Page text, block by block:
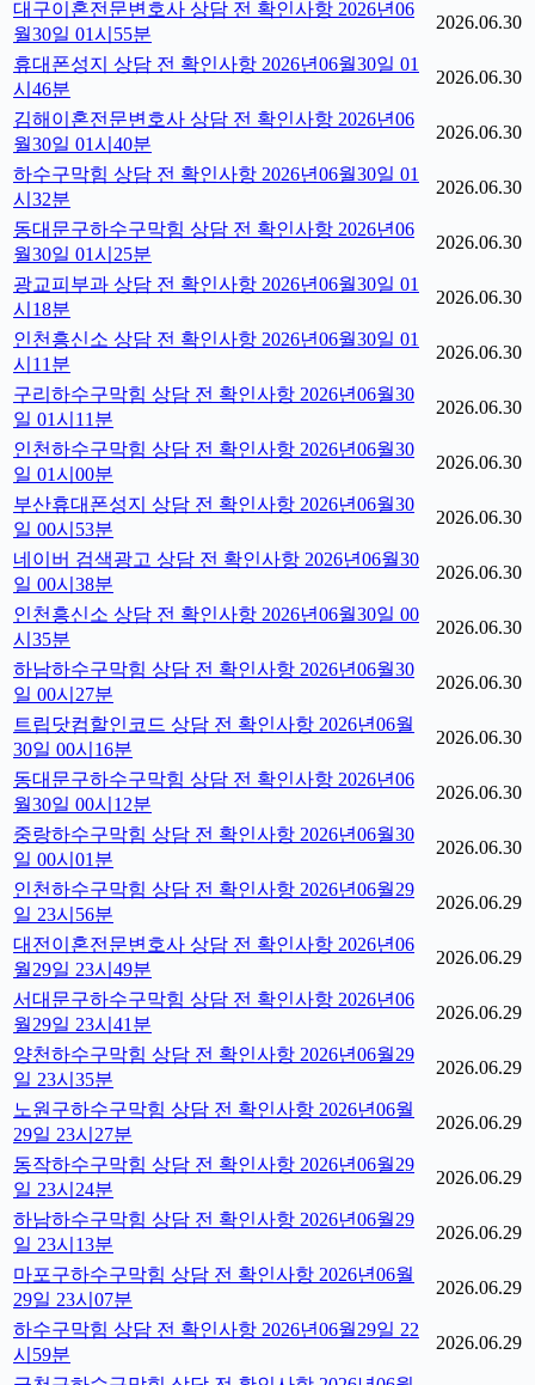
대구이혼전문변호사 상담 전 확인사항 2026년06
월30일 01시55분
2026.06.30
휴대폰성지 상담 전 확인사항 2026년06월30일 01
시46분
2026.06.30
김해이혼전문변호사 상담 전 확인사항 2026년06
월30일 01시40분
2026.06.30
하수구막힘 상담 전 확인사항 2026년06월30일 01
시32분
2026.06.30
동대문구하수구막힘 상담 전 확인사항 2026년06
월30일 01시25분
2026.06.30
광교피부과 상담 전 확인사항 2026년06월30일 01
시18분
2026.06.30
인천흥신소 상담 전 확인사항 2026년06월30일 01
시11분
2026.06.30
구리하수구막힘 상담 전 확인사항 2026년06월30
일 01시11분
2026.06.30
인천하수구막힘 상담 전 확인사항 2026년06월30
일 01시00분
2026.06.30
부산휴대폰성지 상담 전 확인사항 2026년06월30
일 00시53분
2026.06.30
네이버 검색광고 상담 전 확인사항 2026년06월30
일 00시38분
2026.06.30
인천흥신소 상담 전 확인사항 2026년06월30일 00
시35분
2026.06.30
하남하수구막힘 상담 전 확인사항 2026년06월30
일 00시27분
2026.06.30
트립닷컴할인코드 상담 전 확인사항 2026년06월
30일 00시16분
2026.06.30
동대문구하수구막힘 상담 전 확인사항 2026년06
월30일 00시12분
2026.06.30
중랑하수구막힘 상담 전 확인사항 2026년06월30
일 00시01분
2026.06.30
인천하수구막힘 상담 전 확인사항 2026년06월29
일 23시56분
2026.06.29
대전이혼전문변호사 상담 전 확인사항 2026년06
월29일 23시49분
2026.06.29
서대문구하수구막힘 상담 전 확인사항 2026년06
월29일 23시41분
2026.06.29
양천하수구막힘 상담 전 확인사항 2026년06월29
일 23시35분
2026.06.29
노원구하수구막힘 상담 전 확인사항 2026년06월
29일 23시27분
2026.06.29
동작하수구막힘 상담 전 확인사항 2026년06월29
일 23시24분
2026.06.29
하남하수구막힘 상담 전 확인사항 2026년06월29
일 23시13분
2026.06.29
마포구하수구막힘 상담 전 확인사항 2026년06월
29일 23시07분
2026.06.29
하수구막힘 상담 전 확인사항 2026년06월29일 22
시59분
2026.06.29